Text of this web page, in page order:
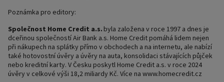
Poznámka pro editory:
Společnost Home Credit a.s. byla založena v roce 1997 a dnes je
dceřinou společností Air Bank a.s. Home Credit pomáhá lidem nejen
při nákupech na splátky přímo v obchodech a na internetu, ale nabízí
také hotovostní úvěry a úvěry na auta, konsolidaci stávajících půjček
nebo kreditní karty. V Česku poskytl Home Credit a.s. v roce 2024
úvěry v celkové výši 18,2 miliardy Kč. Více na www.homecredit.cz